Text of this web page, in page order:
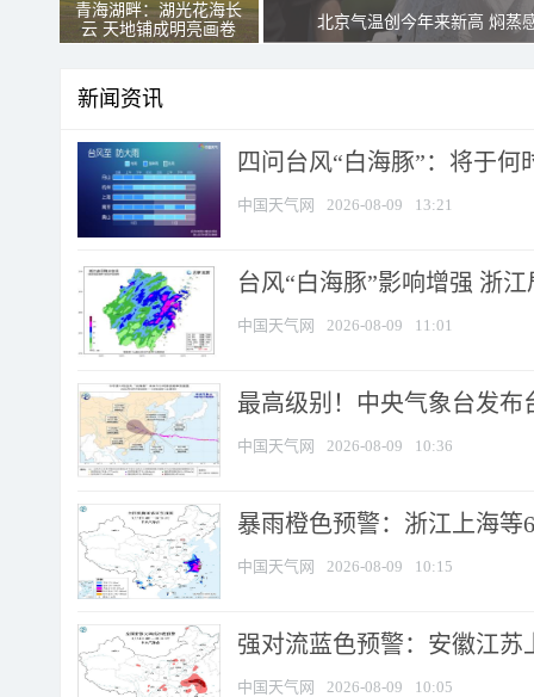
青海湖畔：湖光花海长
云 天地铺成明亮画卷
北京气温创今年来新高 焖蒸
新闻资讯
四问台风“白海豚”：将于
中国天气网 2026-08-09 13:21
台风“白海豚”影响增强 浙
中国天气网 2026-08-09 11:01
最高级别！中央气象台发布
中国天气网 2026-08-09 10:36
暴雨橙色预警：浙江上海等
中国天气网 2026-08-09 10:15
强对流蓝色预警：安徽江苏
中国天气网 2026-08-09 10:05